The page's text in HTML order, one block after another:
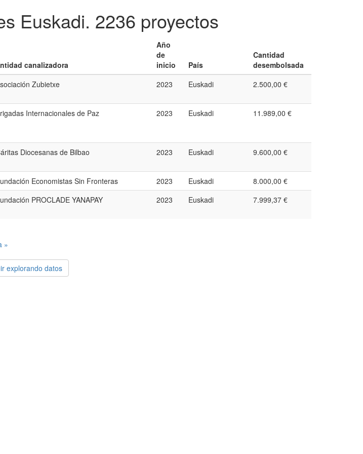
Euskadi. 2236 proyectos
canalizadora
Año
de
inicio
País
Cantidad
desembolsada
Zubietxe 2023 Euskadi 2.500,00 €
Internacionales de Paz 2023 Euskadi 11.989,00 €
Diocesanas de Bilbao 2023 Euskadi 9.600,00 €
Economistas Sin Fronteras 2023 Euskadi
8.000,00 €
PROCLADE YANAPAY 2023 Euskadi 7.999,37 €
»
explorando datos